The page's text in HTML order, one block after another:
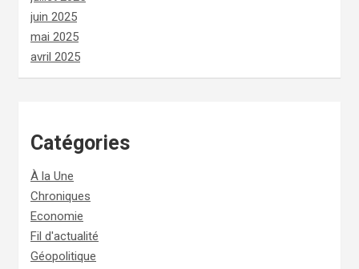
juin 2025
mai 2025
avril 2025
Catégories
À la Une
Chroniques
Economie
Fil d'actualité
Géopolitique